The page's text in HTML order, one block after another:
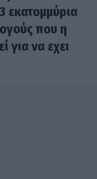
εκατομμύρια
που η
για να εχει